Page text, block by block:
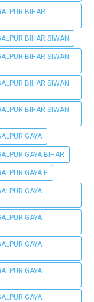
BIHAR
BIHAR SIWAN
BIHAR SIWAN
BIHAR SIWAN
BIHAR SIWAN
GAYA
GAYA BIHAR
GAYA E
GAYA
GAYA
GAYA
GAYA
GAYA